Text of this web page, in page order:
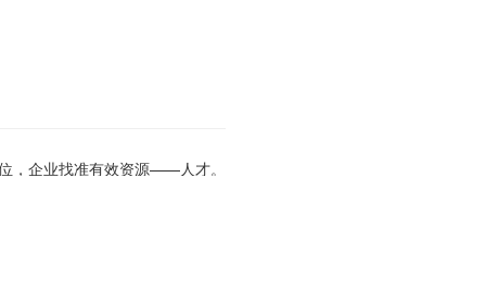
，企业找准有效资源——人才。